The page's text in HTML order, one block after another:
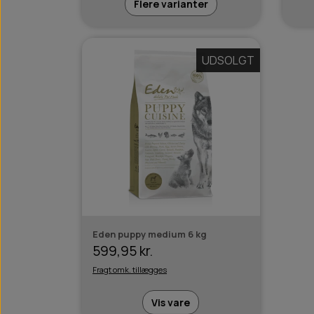
Flere varianter
UDSOLGT
Eden puppy medium 6 kg
599,95 kr.
Fragt omk. tillægges
Vis vare